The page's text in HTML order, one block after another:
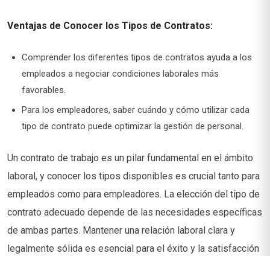
Ventajas de Conocer los Tipos de Contratos:
Comprender los diferentes tipos de contratos ayuda a los
empleados a negociar condiciones laborales más
favorables.
Para los empleadores, saber cuándo y cómo utilizar cada
tipo de contrato puede optimizar la gestión de personal.
Un contrato de trabajo es un pilar fundamental en el ámbito
laboral, y conocer los tipos disponibles es crucial tanto para
empleados como para empleadores. La elección del tipo de
contrato adecuado depende de las necesidades específicas
de ambas partes. Mantener una relación laboral clara y
legalmente sólida es esencial para el éxito y la satisfacción